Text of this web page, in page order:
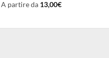
A partire da 13,00€